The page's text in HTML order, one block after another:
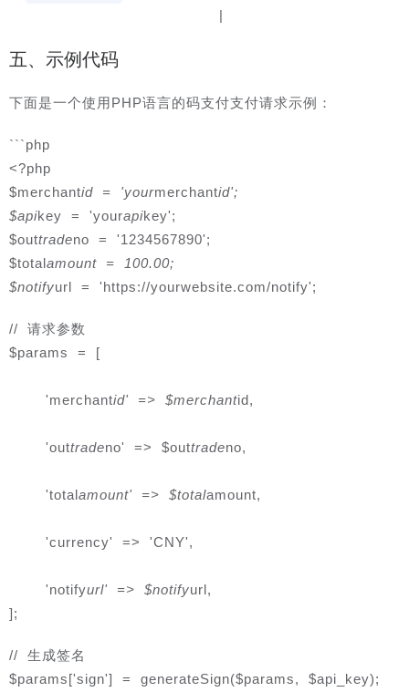
|
五、示例代码
下面是一个使用PHP语言的码支付支付请求示例：
```php
<?php
$merchantid = 'yourmerchantid';
$apikey = 'yourapikey';
$outtradeno = '1234567890';
$totalamount = 100.00;
$notifyurl = 'https://yourwebsite.com/notify';
// 请求参数
$params = [
'merchantid' => $merchantid,
'outtradeno' => $outtradeno,
'totalamount' => $totalamount,
'currency' => 'CNY',
'notifyurl' => $notifyurl,
];
// 生成签名
$params['sign'] = generateSign($params, $api_key);